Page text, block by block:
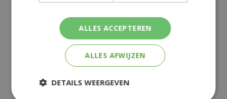
DCM MESTSTOF ILEX,
OSMANTHUS &
BLADHOUDENDE
HEESTERS 3 KG
95
+
DCM BLOEDMEEL 1,5 KG
€ 12
ALLES ACCEPTEREN
ALLES AFWIJZEN
DETAILS WEERGEVEN